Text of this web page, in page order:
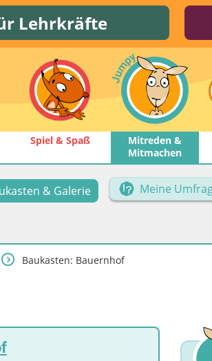
Lehrkräfte
Spiel & Spaß
Mitreden &
Mitmachen
& Galerie Meine
Baukasten: Bauernhof